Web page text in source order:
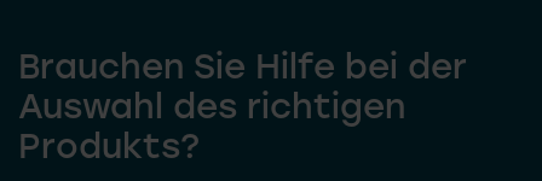
Brauchen Sie Hilfe bei der
Auswahl des richtigen
Produkts?